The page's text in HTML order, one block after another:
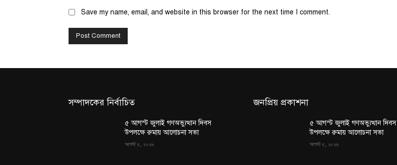
Save my name, email, and website in this browser for the next time I comment.
সম্পাদকের নির্বাচিত
৫ আগস্ট জুলাই গণঅভ্যুত্থান দিবস
উপলক্ষে রুমায় আলোচনা সভা
আগস্ট ৫, ২০২৬
জনপ্রিয় প্রকাশনা
৫ আগস্ট জুলাই গণঅভ্যুত্থান দিবস
উপলক্ষে রুমায় আলোচনা সভা
আগস্ট ৫, ২০২৬